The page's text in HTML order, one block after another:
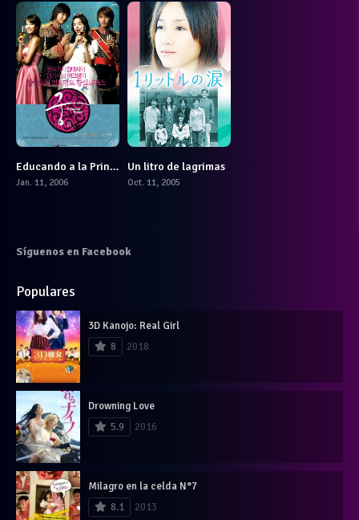
7.611Educando a la Princesa
Jan. 11, 2006
8.4
Un litro de lagrimas
Oct. 11, 2005
Síguenos en Facebook
Populares
3D Kanojo: Real Girl
8
2018
Drowning Love
5.9
2016
Milagro en la celda N°7
8.1
2013